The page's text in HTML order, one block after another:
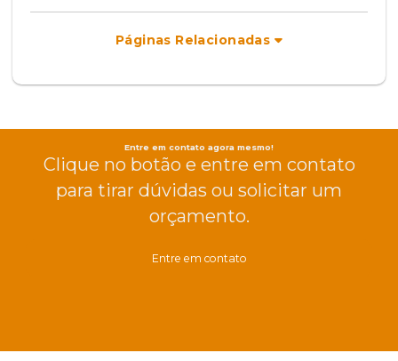
Páginas Relacionadas
Entre em contato agora mesmo!
Clique no botão e entre em contato
para tirar dúvidas ou solicitar um
orçamento.
Entre em contato